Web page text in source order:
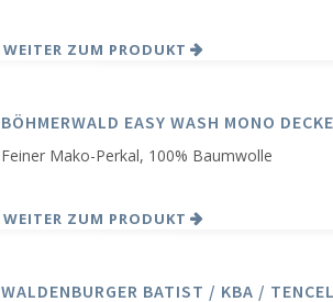
WEITER ZUM PRODUKT
BÖHMERWALD EASY WASH MONO DECKE
Feiner Mako-Perkal, 100% Baumwolle
WEITER ZUM PRODUKT
WALDENBURGER BATIST / KBA /